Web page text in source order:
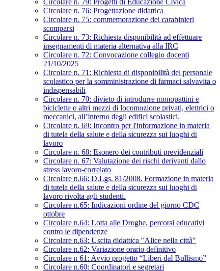
Circolare n. 79: Progetti di Educazione Civica
Circolare n. 76: Progettazione didattica
Circolare n. 75: commemorazione dei carabinieri
scomparsi
Circolare n. 73: Richiesta disponibilità ad effettuare
insegnamenti di materia alternativa alla IRC
Circolare n. 72: Convocazione collegio docenti
21/10/2025
Circolare n. 71: Richiesta di disponibilità del personale
scolastico per la somministrazione di farmaci salvavita o
indispensabili
Circolare n. 70: divieto di introdurre monopattini e
biciclette o altri mezzi di locomozione privati, elettrici o
meccanici, all’interno degli edifici scolastici.
Circolare n. 69: Incontro per l'informazione in materia
di tutela della salute e della sicurezza sui luoghi di
lavoro
Circolare n. 68: Esonero dei contributi previdenziali
Circolare n. 67: Valutazione dei rischi derivanti dallo
stress lavoro-correlato
Circolare n.66: D.Lgs. 81/2008. Formazione in materia
di tutela della salute e della sicurezza sui luoghi di
lavoro rivolta agli studenti.
Circolare n.65: Indicazioni ordine del giorno CDC
ottobre
Circolare n.64: Lotta alle Droghe, percorsi educativi
contro le dipendenze
Circolare n.63: Uscita didattica "Alice nella città"
Circolare n.62: Variazione orario definitivo
Circolare n 61: Avvio progetto “Liberi dal Bullismo”
Circolare n.60: Coordinatori e segretari